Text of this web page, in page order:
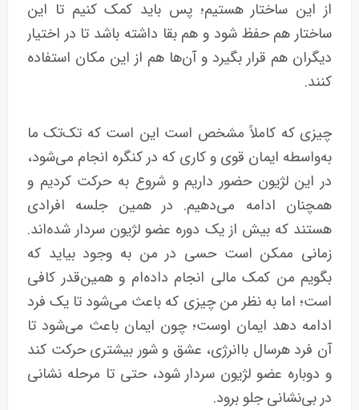
از این ساختار هستیم؛ پس باید کمک کنیم تا این
ساختار هم حفظ شود و هم بقا داشته باشد تا در اختیار
دیگران هم قرار بگیرد و آن‌ها هم از این مکان استفاده
کنند.
چیزی که کاملاً مشخص است این است که تک‌تک ما
به‌واسطه ایمان قوی و کاری که در کنگره انجام می‌شود،
در این لژیون حضور داریم و شروع به حرکت کردیم و
همچنان ادامه می‌دهیم. در همین جلسه افرادی
هستند که بیش از یک دوره عضو لژیون سردار شده‌اند.
زمانی ممکن است حسی در من به وجود بیاید که
بگویم من کمک مالی انجام داده‌ام و همین‌قدر کافی
است؛ اما به نظر‌ من چیزی که باعث می‌شود تا یک فرد
ادامه دهد ایمان اوست؛ چون ایمان باعث می‌شود تا
آن فرد هرسال باانرژی، عشق و شور بیشتری حرکت کند
و دوباره عضو لژیون سردار شود، حتی تا مرحله نشانی
در بی‌نشانی جلو برود.